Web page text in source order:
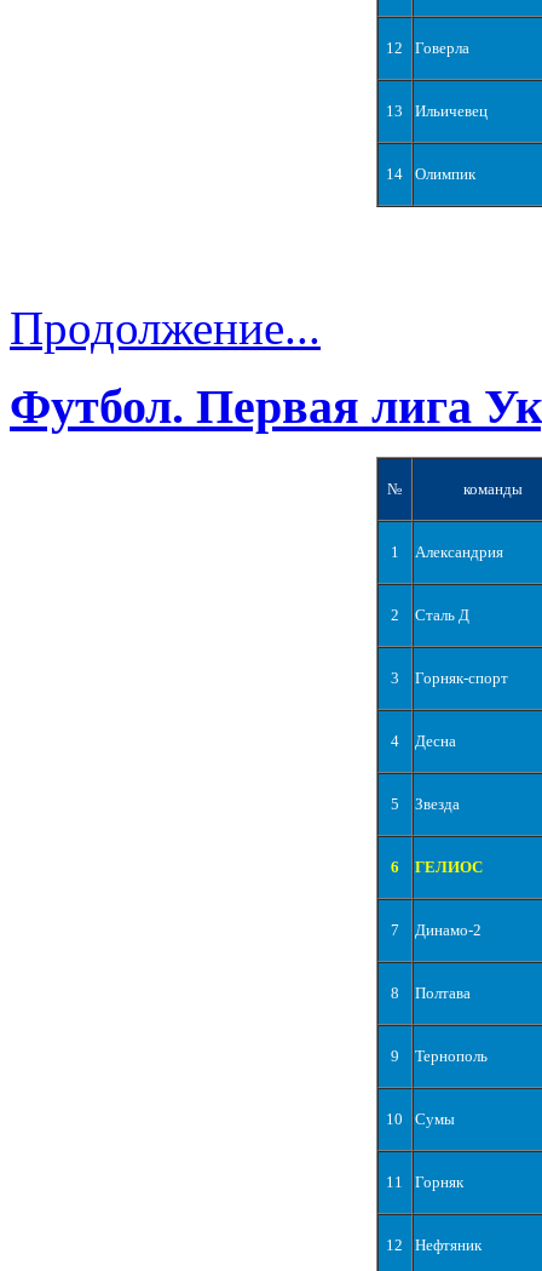
12 Говерла
13 Ильичевец
14 Олимпик
Продолжение...
Футбол. Первая лига
№ команды
1 Александрия
2 Сталь Д
3 Горняк-спорт
4 Десна
5 Звезда
6 ГЕЛИОС
7 Динамо-2
8 Полтава
9 Тернополь
10 Сумы
11 Горняк
12 Нефтяник